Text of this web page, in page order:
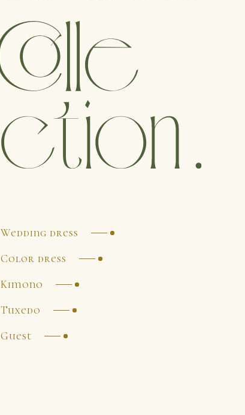
Wedding dress
Color dress
Kimono
Tuxedo
Guest